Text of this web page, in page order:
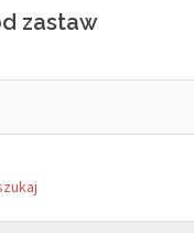
zastaw